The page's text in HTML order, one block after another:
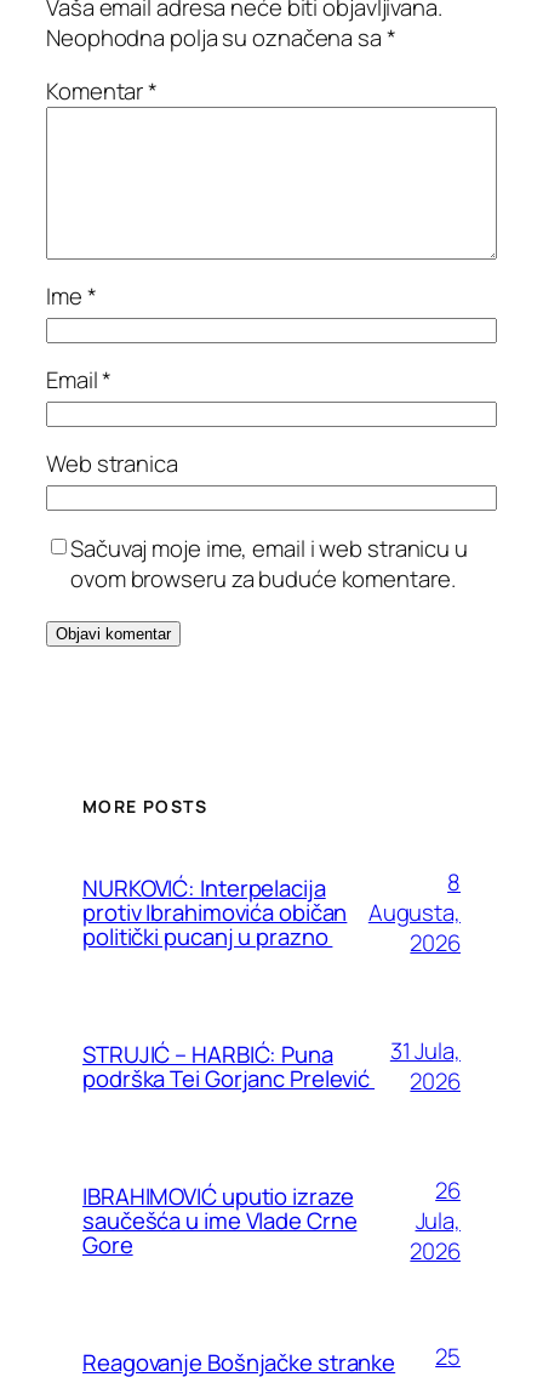
Vaša email adresa neće biti objavljivana.
Neophodna polja su označena sa*
Komentar*
Ime*
Email*
Web stranica
Sačuvaj moje ime, email i web stranicu u
ovom browseru za buduće komentare.
MORE POSTS
NURKOVIĆ: Interpelacija
protiv Ibrahimovića običan
politički pucanj u prazno
8
Augusta,
2026
STRUJIĆ – HARBIĆ: Puna
podrška Tei Gorjanc Prelević
31 Jula,
2026
IBRAHIMOVIĆ uputio izraze
saučešća u ime Vlade Crne
Gore
26
Jula,
2026
Reagovanje Bošnjačke stranke
25